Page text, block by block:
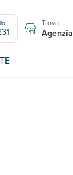
Trova
Agenzia